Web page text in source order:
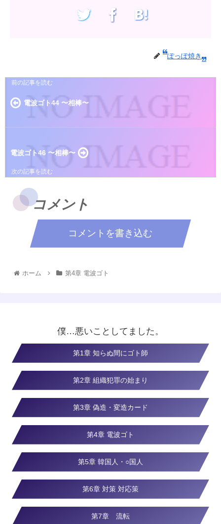
ぽっぽ焼き
電波ゴト44 〜相棒〜
電波ゴト46 〜相棒〜
コメント
コメントを書き込む
ホーム 第4章 電波ゴト
僕…悪いことしてました。
第1章 知らぬ間にゴト師
第2章 組織犯罪の始まり
第3章 偽造・変造カード
第4章 電波ゴト
第5章 韓国人・○国人
第6章 対策 対応策
第7章 流転